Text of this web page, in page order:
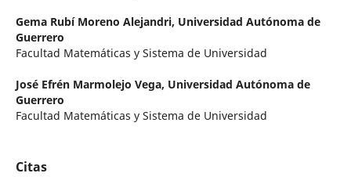
Gema Rubí Moreno Alejandri, Universidad Autónoma de
Guerrero
Facultad Matemáticas y Sistema de Universidad
José Efrén Marmolejo Vega, Universidad Autónoma de
Guerrero
Facultad Matemáticas y Sistema de Universidad
Citas